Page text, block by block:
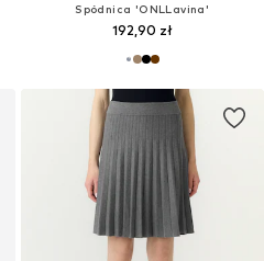
Spódnica 'ONLLavina'
192,90 zł